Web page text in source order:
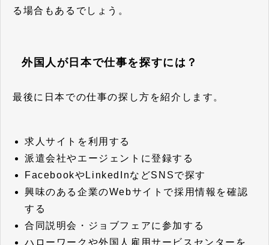
る場合もあるでしょう。
外国人が日本で仕事を探すには？
最後に日本での仕事の探し方を紹介します。
求人サイトを利用する
派遣会社やエージェントに登録する
FacebookやLinkedInなどSNSで探す
興味のある企業のWebサイトで採用情報を確認
する
合同説明会・ジョブフェアに参加する
ハローワークや外国人雇用サービスセンターを